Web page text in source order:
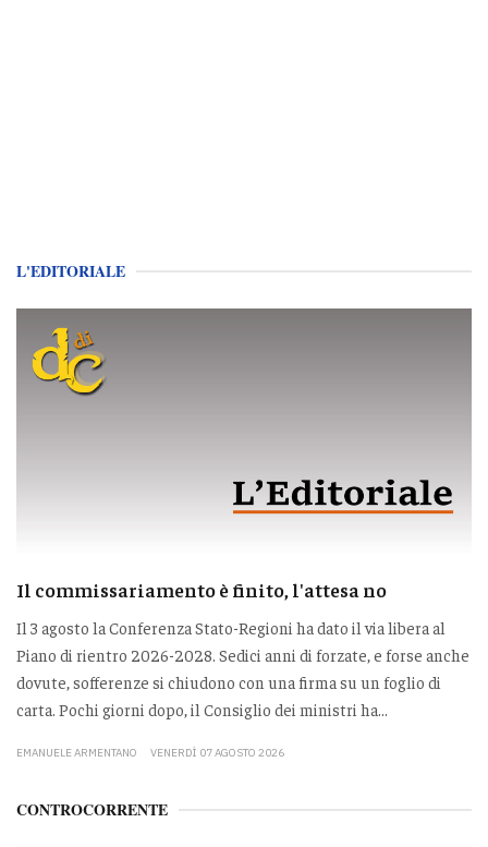
L'EDITORIALE
Il commissariamento è finito, l'attesa no
Il 3 agosto la Conferenza Stato-Regioni ha dato il via libera al
Piano di rientro 2026-2028. Sedici anni di forzate, e forse anche
dovute, sofferenze si chiudono con una firma su un foglio di
carta. Pochi giorni dopo, il Consiglio dei ministri ha...
EMANUELE ARMENTANO VENERDÌ 07 AGOSTO 2026
CONTROCORRENTE